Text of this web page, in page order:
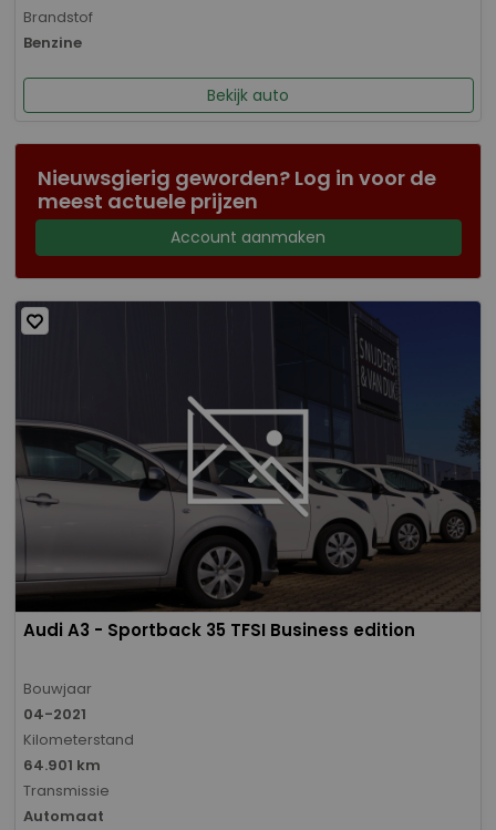
Brandstof
Benzine
Bekijk auto
Nieuwsgierig geworden? Log in voor de
meest actuele prijzen
Account aanmaken
Audi A3 - Sportback 35 TFSI Business edition
Bouwjaar
04-2021
Kilometerstand
64.901 km
Transmissie
Automaat